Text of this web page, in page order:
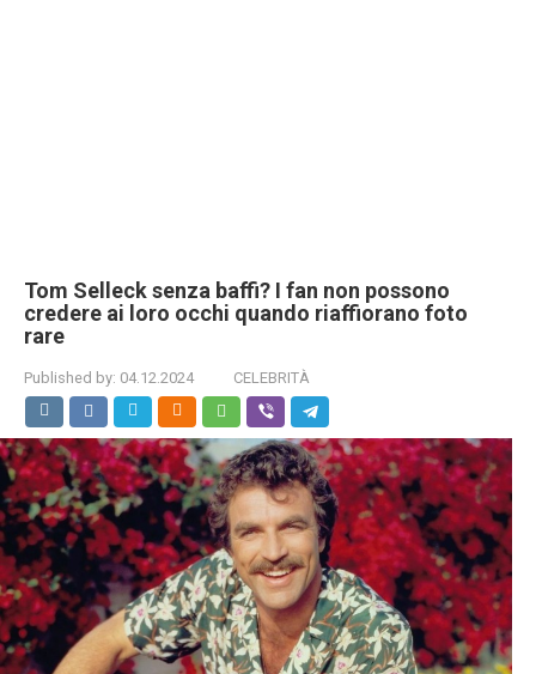
Tom Selleck senza baffi? I fan non possono
credere ai loro occhi quando riaffiorano foto
rare
Published by: 04.12.2024 CELEBRITÀ